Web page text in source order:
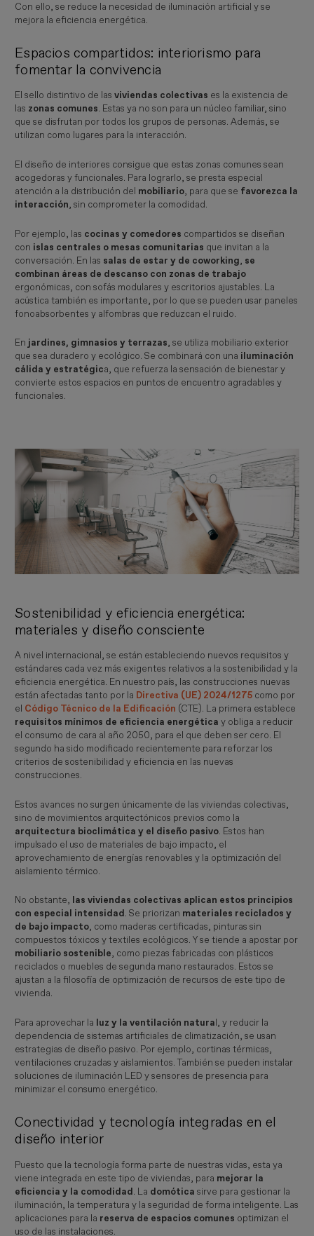
Con ello, se reduce la necesidad de iluminación artificial y se
mejora la eficiencia energética.
Espacios compartidos: interiorismo para
fomentar la convivencia
El sello distintivo de lasviviendas colectivas es la existencia de
las zonas comunes. Estas ya no son para un núcleo familiar, sino
que se disfrutan por todos los grupos de personas. Además, se
utilizan como lugares para la interacción.
El diseño de interiores consigue que estas zonas comunes sean
acogedoras y funcionales. Para lograrlo, se presta especial
atención a la distribución del mobiliario, para que se favorezca la
interacción, sin comprometer la comodidad.
Por ejemplo, las cocinas y comedores compartidos se diseñan
con islas centrales o mesas comunitarias que invitan a la
conversación. En las salas de estar y de coworking, se
combinan áreas de descanso con zonas de trabajo
ergonómicas, con sofás modulares y escritorios ajustables. La
acústica también es importante, por lo que se pueden usar paneles
fonoabsorbentes y alfombras que reduzcan el ruido.
En jardines, gimnasios y terrazas, se utiliza mobiliario exterior
que sea duradero y ecológico. Se combinará con una iluminación
cálida y estratégica, que refuerza la sensación de bienestar y
convierte estos espacios en puntos de encuentro agradables y
funcionales.
Imagen
Sostenibilidad y eficiencia energética:
materiales y diseño consciente
A nivel internacional, se están estableciendo nuevos requisitos y
estándares cada vez más exigentes relativos a la sostenibilidad y la
eficiencia energética. En nuestro país, las construcciones nuevas
están afectadas tanto por la Directiva (UE) 2024/1275 como por
el Código Técnico de la Edificación (CTE). La primera establece
requisitos mínimos de eficiencia energéticay obliga a reducir
el consumo de cara al año 2050, para el que deben ser cero. El
segundo ha sido modificado recientemente para reforzar los
criterios de sostenibilidad y eficiencia en las nuevas
construcciones.
Estos avances no surgen únicamente de las viviendas colectivas,
sino de movimientos arquitectónicos previos como la
arquitectura bioclimática y el diseño pasivo. Estos han
impulsado el uso de materiales de bajo impacto, el
aprovechamiento de energías renovables y la optimización del
aislamiento térmico.
No obstante, las viviendas colectivas aplican estos principios
con especial intensidad. Se priorizan materiales reciclados y
de bajo impacto, como maderas certificadas, pinturas sin
compuestos tóxicos y textiles ecológicos. Y se tiende a apostar por
mobiliario sostenible, como piezas fabricadas con plásticos
reciclados o muebles de segunda mano restaurados. Estos se
ajustan a la filosofía de optimización de recursos de este tipo de
vivienda.
Para aprovechar la luz y la ventilación natural, y reducir la
dependencia de sistemas artificiales de climatización, se usan
estrategias de diseño pasivo. Por ejemplo, cortinas térmicas,
ventilaciones cruzadas y aislamientos. También se pueden instalar
soluciones de iluminación LED y sensores de presencia para
minimizar el consumo energético.
Conectividad y tecnología integradas en el
diseño interior
Puesto que la tecnología forma parte de nuestras vidas, esta ya
viene integrada en este tipo de viviendas, para mejorar la
eficiencia y la comodidad. La domóticasirve para gestionar la
iluminación, la temperatura y la seguridad de forma inteligente. Las
aplicaciones para la reserva de espacios comunes optimizan el
uso de las instalaciones.